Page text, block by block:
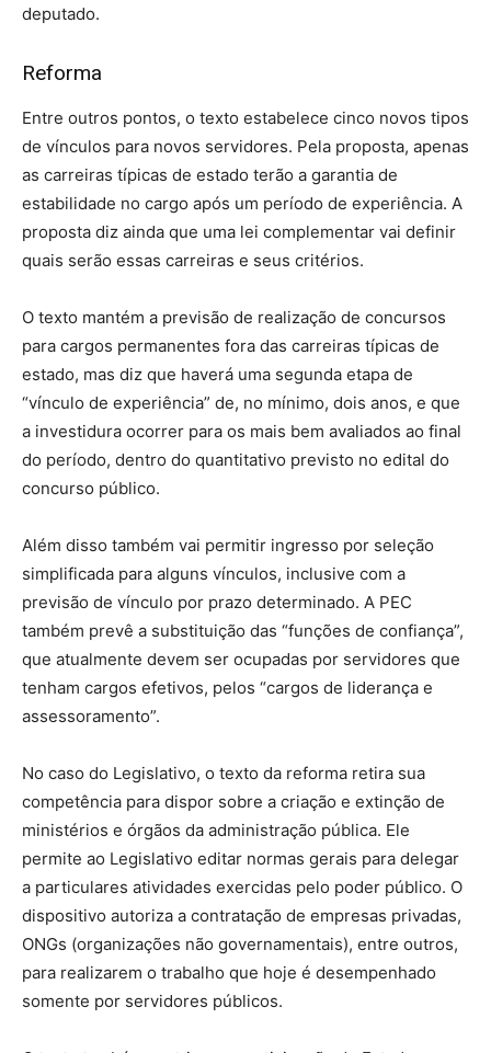
deputado.
Reforma
Entre outros pontos, o texto estabelece cinco novos tipos
de vínculos para novos servidores. Pela proposta, apenas
as carreiras típicas de estado terão a garantia de
estabilidade no cargo após um período de experiência. A
proposta diz ainda que uma lei complementar vai definir
quais serão essas carreiras e seus critérios.
O texto mantém a previsão de realização de concursos
para cargos permanentes fora das carreiras típicas de
estado, mas diz que haverá uma segunda etapa de
“vínculo de experiência” de, no mínimo, dois anos, e que
a investidura ocorrer para os mais bem avaliados ao final
do período, dentro do quantitativo previsto no edital do
concurso público.
Além disso também vai permitir ingresso por seleção
simplificada para alguns vínculos, inclusive com a
previsão de vínculo por prazo determinado. A PEC
também prevê a substituição das “funções de confiança”,
que atualmente devem ser ocupadas por servidores que
tenham cargos efetivos, pelos “cargos de liderança e
assessoramento”.
No caso do Legislativo, o texto da reforma retira sua
competência para dispor sobre a criação e extinção de
ministérios e órgãos da administração pública. Ele
permite ao Legislativo editar normas gerais para delegar
a particulares atividades exercidas pelo poder público. O
dispositivo autoriza a contratação de empresas privadas,
ONGs (organizações não governamentais), entre outros,
para realizarem o trabalho que hoje é desempenhado
somente por servidores públicos.